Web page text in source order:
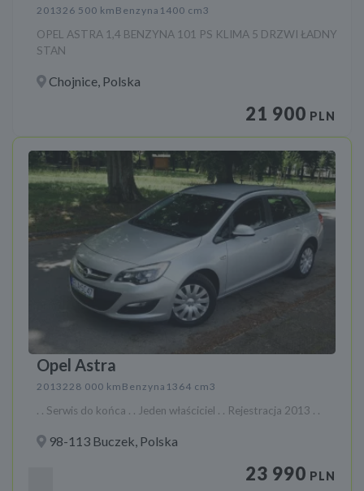
201326 500 km Benzyna 1400 cm3
OPEL ASTRA 1,4 BENZYNA 101 PS KLIMA 5 DRZWI ŁADNY
STAN
Chojnice, Polska
21 900 PLN
Opel Astra
2013228 000 km Benzyna 1364 cm3
. . Serwis do końca . . Jeden właściciel . . Rejestracja 2013 . .
98-113 Buczek, Polska
23 990 PLN